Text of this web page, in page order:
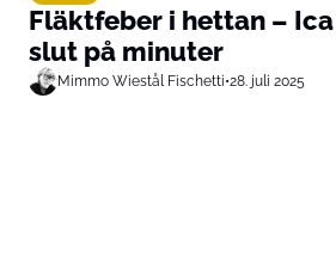
Fläktfeber i hettan –
slut på minuter
Mimmo Wiestål Fischetti•28. juli 2025